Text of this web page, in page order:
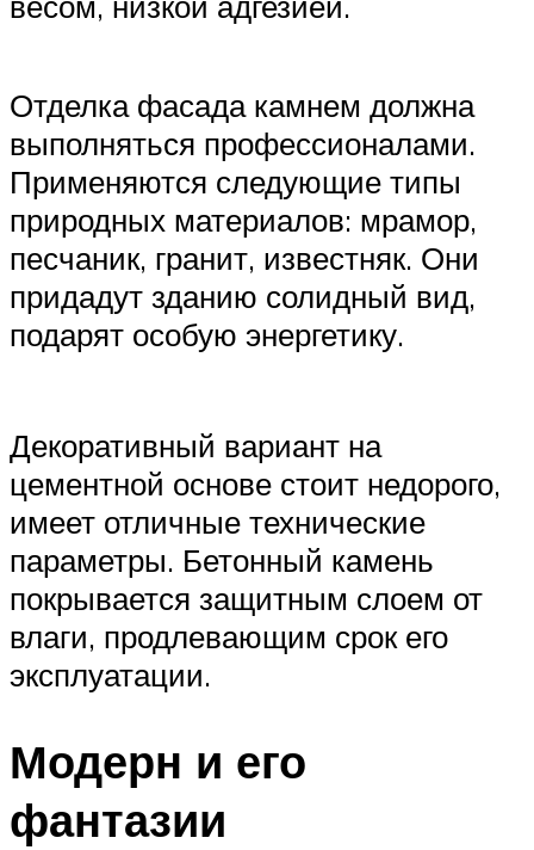
Отделка фасада камнем должна
выполняться профессионалами.
Применяются следующие типы
природных материалов: мрамор,
песчаник, гранит, известняк. Они
придадут зданию солидный вид,
подарят особую энергетику.
Декоративный вариант на
цементной основе стоит недорого,
имеет отличные технические
параметры. Бетонный камень
покрывается защитным слоем от
влаги, продлевающим срок его
эксплуатации.
Модерн и его
фантазии